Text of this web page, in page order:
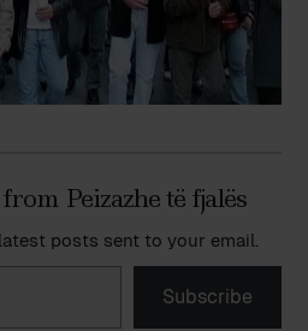
Peizazhe të fjalës
posts sent to your email.
Subscribe